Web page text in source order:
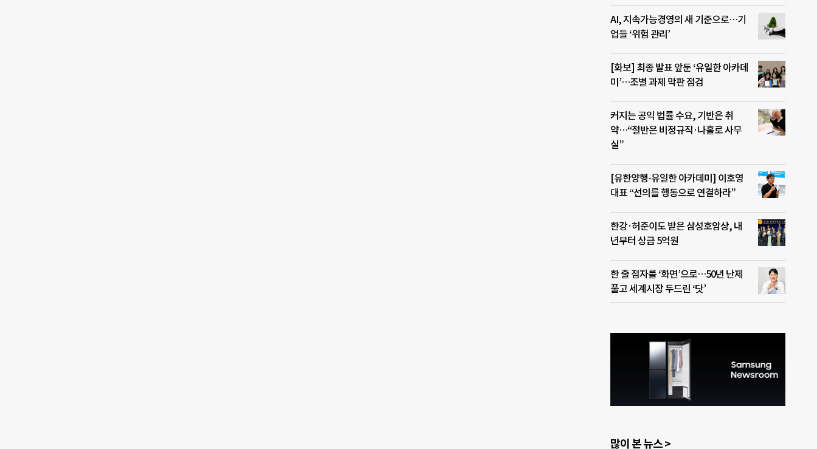
AI, 지속가능경영의 새 기준으로…기
업들 ‘위험 관리’
[화보] 최종 발표 앞둔 ‘유일한 아카데
미’…조별 과제 막판 점검
커지는 공익 법률 수요, 기반은 취
약…“절반은 비정규직·나홀로 사무
실”
[유한양행-유일한 아카데미] 이호영
대표 “선의를 행동으로 연결하라”
한강·허준이도 받은 삼성호암상, 내
년부터 상금 5억원
한 줄 점자를 ‘화면’으로…50년 난제
풀고 세계시장 두드린 ‘닷’
많이 본 뉴스 >